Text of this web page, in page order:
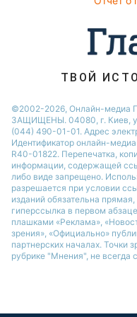
ТВОЙ
©2002-2026, Онлайн-медиа
ЗАЩИЩЕНЫ. 04080, г. Киев,
(044) 490-01-01. Адрес
Идентификатор онлайн-
R40-01822. Перепечатка,
информации, содержащей
либо виде запрещено.
разрешается при условии
изданий обязательна
гиперссылка в первом
плашками «Реклама»,
зрения», «Официально»
партнерских началах. Точки
рубрике "Мнения", не всегда